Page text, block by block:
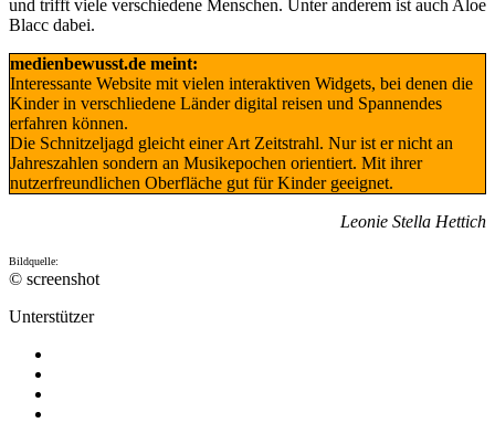
und trifft viele verschiedene Menschen. Unter anderem ist auch Aloe
Blacc dabei.
medienbewusst.de meint:
Interessante Website mit vielen interaktiven Widgets, bei denen die
Kinder in verschliedene Länder digital reisen und Spannendes
erfahren können.
Die Schnitzeljagd gleicht einer Art Zeitstrahl. Nur ist er nicht an
Jahreszahlen sondern an Musikepochen orientiert. Mit ihrer
nutzerfreundlichen Oberfläche gut für Kinder geeignet.
Leonie Stella Hettich
Bildquelle:
© screenshot
Unterstützer